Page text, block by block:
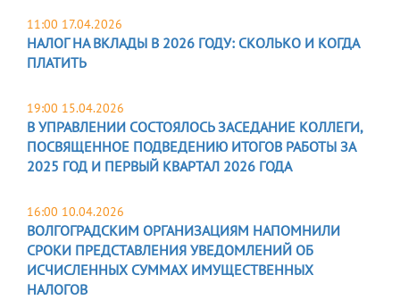
11:00 17.04.2026
НАЛОГ НА ВКЛАДЫ В 2026 ГОДУ: СКОЛЬКО И КОГДА
ПЛАТИТЬ
19:00 15.04.2026
В УПРАВЛЕНИИ СОСТОЯЛОСЬ ЗАСЕДАНИЕ КОЛЛЕГИ,
ПОСВЯЩЕННОЕ ПОДВЕДЕНИЮ ИТОГОВ РАБОТЫ ЗА
2025 ГОД И ПЕРВЫЙ КВАРТАЛ 2026 ГОДА
16:00 10.04.2026
ВОЛГОГРАДСКИМ ОРГАНИЗАЦИЯМ НАПОМНИЛИ
СРОКИ ПРЕДСТАВЛЕНИЯ УВЕДОМЛЕНИЙ ОБ
ИСЧИСЛЕННЫХ СУММАХ ИМУЩЕСТВЕННЫХ
НАЛОГОВ